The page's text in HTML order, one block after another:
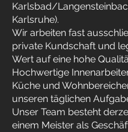
Karlsbad/
Karlsruhe).
Wir arbeiten fast
private Kundschaft und
Wert auf eine hohe
Hochwertige
Küche und
unseren täglichen
Unser Team besteht
einem Meister als